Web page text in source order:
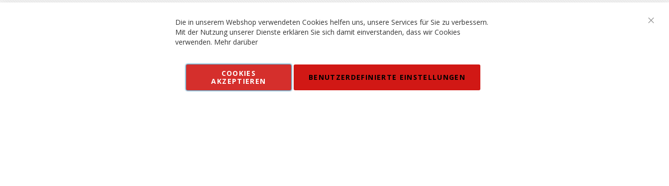
DSV-Skiversicherung
Vertrag widerrufen Kontakt AGB Datenschutz
Barrierefreiheitserklärung
Alle Preise inkl. MWSt. in EUR, Angebot solange Vorrat reicht. Fehler, Irrtümer und Preisänderungen vorbehalten.
Die in unserem Webshop verwendeten Cookies helfen uns, unsere Services für Sie zu verbessern.
Mit der Nutzung unserer Dienste erklären Sie sich damit einverstanden, dass wir Cookies
verwenden. Mehr darüber
COOKIES
AKZEPTIEREN
BENUTZERDEFINIERTE EINSTELLUNGEN